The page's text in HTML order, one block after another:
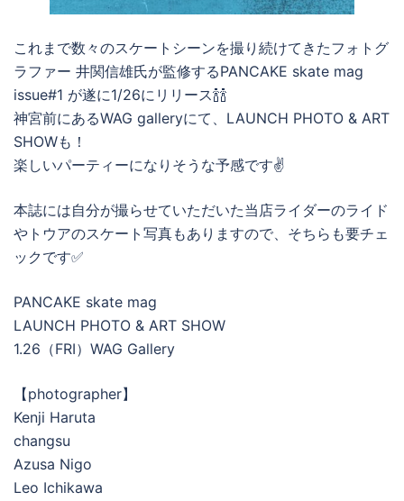
これまで数々のスケートシーンを撮り続けてきたフォトグ
ラファー 井関信雄氏が監修するPANCAKE skate mag
issue#1 が遂に1/26にリリース🍾🍾
神宮前にあるWAG galleryにて、LAUNCH PHOTO & ART
SHOWも！
楽しいパーティーになりそうな予感です✌️
本誌には自分が撮らせていただいた当店ライダーのライド
やトウアのスケート写真もありますので、そちらも要チェ
ックです✅
PANCAKE skate mag
LAUNCH PHOTO & ART SHOW
1.26（FRI）WAG Gallery
【photographer】
Kenji Haruta
changsu
Azusa Nigo
Leo Ichikawa